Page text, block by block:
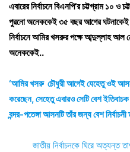
এবারের নির্বাচনে বিএনপি’র চট্টগ্রাম ১০ ও
পুরনো অনেককেই ৩৫ বছর আগের ঘটনাকেই
নির্বাচনে আমির খসরুর পক্ষে আব্দুল্লাহ আল
অনেককেই..
‘আমির খসরু চৌধুরী আগেই যেহেতু ওই আসন
করেছেন, সেহেতু এবারও সেটি বেশ ইতিবাচক
বন্দর-পতেঙ্গা আসনটি তাঁর জন্য বেশ নির্বাচনী
জাতীয় নির্বাচনকে ঘিরে অত্যন্ত